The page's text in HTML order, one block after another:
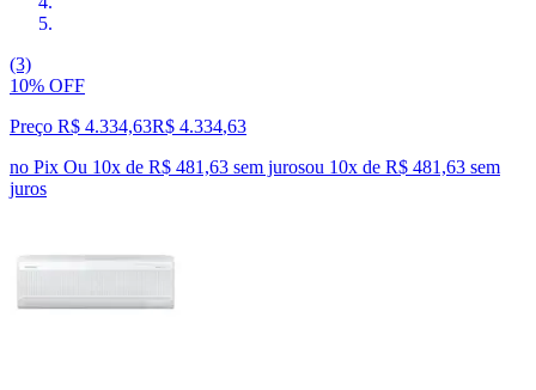
(3)
10% OFF
Preço R$ 4.334,63R$ 4.334,63
no Pix Ou 10x de R$ 481,63 sem jurosou 10x de R$ 481,63 sem
juros